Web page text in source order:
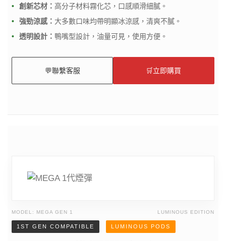
創新芯材：高分子材料霧化芯，口感順滑細膩。
強勁涼感： 大多數口味均帶明顯冰涼感，清爽不膩。
透明設計： 鴨嘴型設計，油量可見，使用方便。
💬聯繫客服 🛒立即購買
MODEL: MEGA GEN 1 LUMINOUS EDITION
1ST GEN COMPATIBLE LUMINOUS PODS